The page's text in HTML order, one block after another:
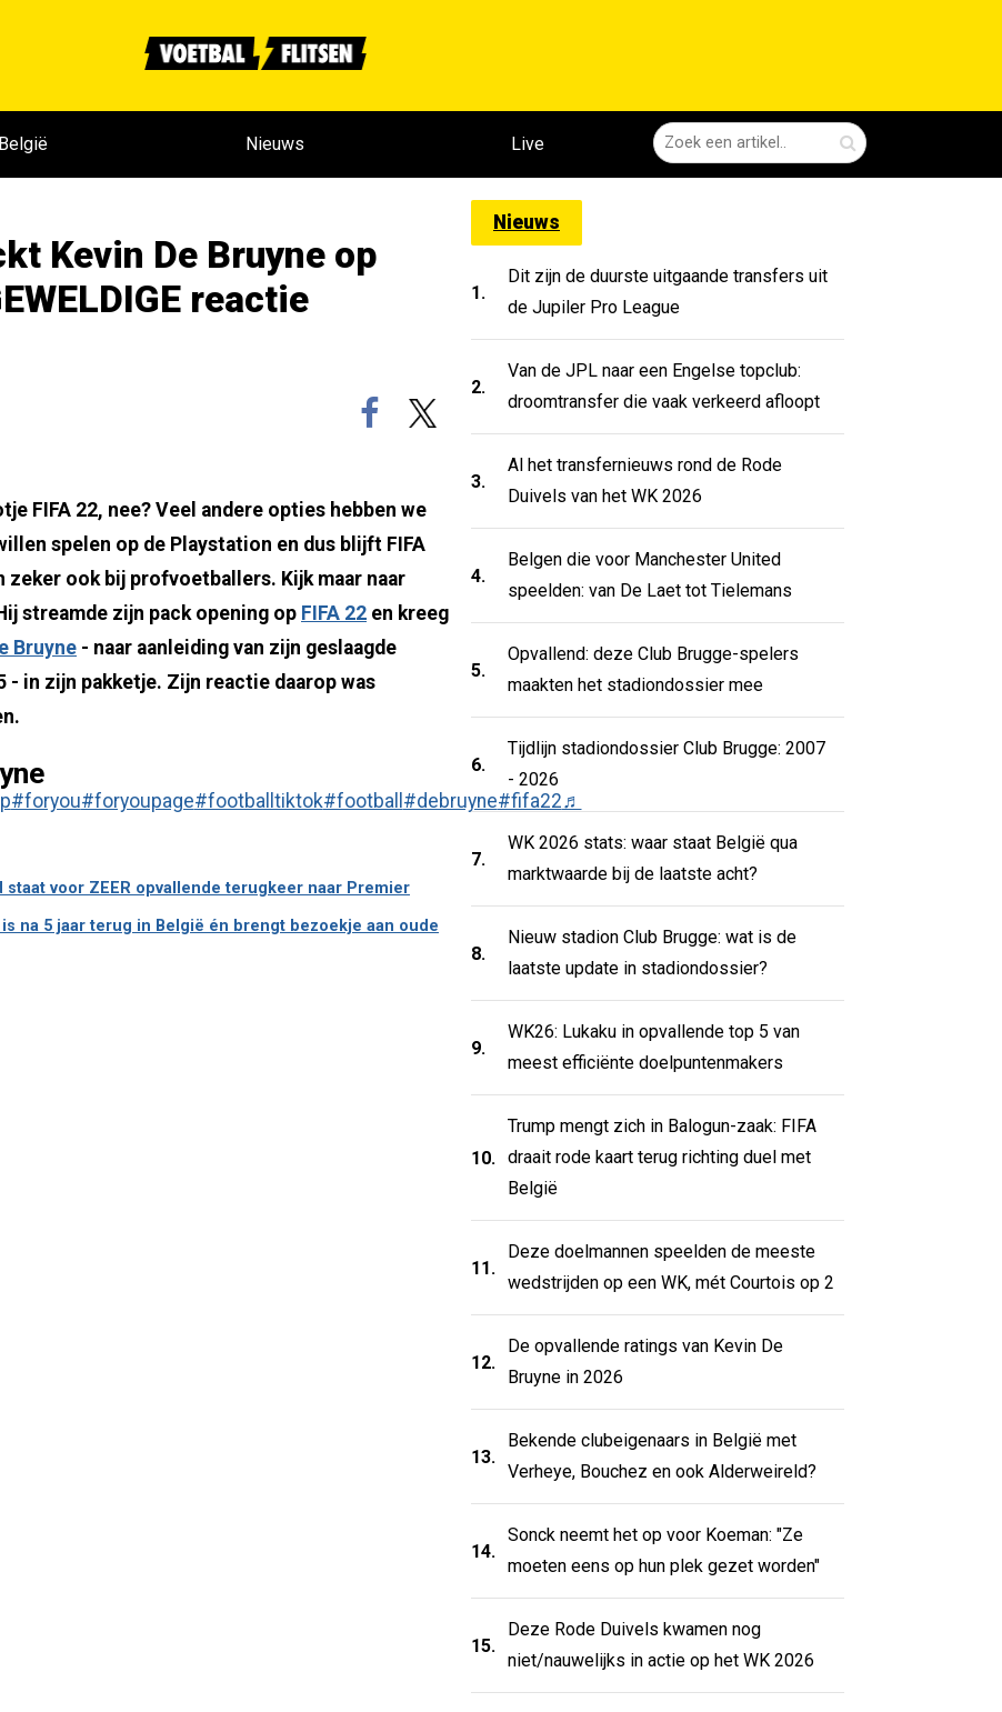
België Nieuws Live
Kevin De Bruyne op
reactie
FIFA 22, nee? Veel andere opties hebben we
spelen op de Playstation en dus blijft FIFA
zeker ook bij profvoetballers. Kijk maar naar
streamde zijn pack opening op FIFA 22 en kreeg
Bruyne - naar aanleiding van zijn geslaagde
in zijn pakketje. Zijn reactie daarop was
#foryou#foryoupage#footballtiktok#football #debruyne#fifa22♬
staat voor ZEER opvallende terugkeer naar Premier
na 5 jaar terug in België én brengt bezoekje aan oude
Nieuws
1.
Dit zijn de duurste uitgaande transfers uit
de Jupiler Pro League
2.
Van de JPL naar een Engelse topclub:
droomtransfer die vaak verkeerd afloopt
3.
Al het transfernieuws rond de Rode
Duivels van het WK 2026
4.
Belgen die voor Manchester United
speelden: van De Laet tot Tielemans
5.
Opvallend: deze Club Brugge-spelers
maakten het stadiondossier mee
6.
Tijdlijn stadiondossier Club Brugge: 2007
- 2026
7.
WK 2026 stats: waar staat België qua
marktwaarde bij de laatste acht?
8.
Nieuw stadion Club Brugge: wat is de
laatste update in stadiondossier?
9.
WK26: Lukaku in opvallende top 5 van
meest efficiënte doelpuntenmakers
10.
Trump mengt zich in Balogun-zaak: FIFA
draait rode kaart terug richting duel met
België
11.
Deze doelmannen speelden de meeste
wedstrijden op een WK, mét Courtois op 2
12.
De opvallende ratings van Kevin De
Bruyne in 2026
13.
Bekende clubeigenaars in België met
Verheye, Bouchez en ook Alderweireld?
14.
Sonck neemt het op voor Koeman: "Ze
moeten eens op hun plek gezet worden"
15.
Deze Rode Duivels kwamen nog
niet/nauwelijks in actie op het WK 2026